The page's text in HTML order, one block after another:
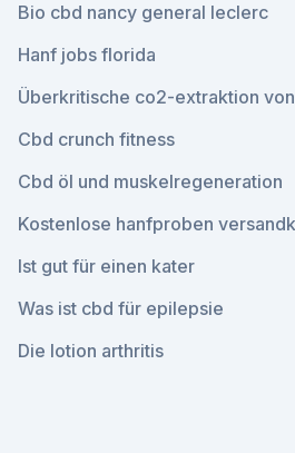
Bio cbd nancy general leclerc
Hanf jobs florida
Überkritische co2-extraktion
Cbd crunch fitness
Cbd öl und muskelregeneration
Kostenlose hanfproben
Ist gut für einen kater
Was ist cbd für epilepsie
Die lotion arthritis